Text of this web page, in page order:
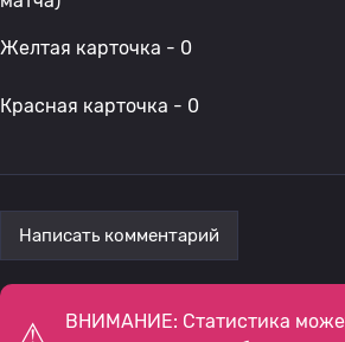
Желтая карточка - 0
Красная карточка - 0
Написать комментарий
ВНИМАНИЕ: Статистика